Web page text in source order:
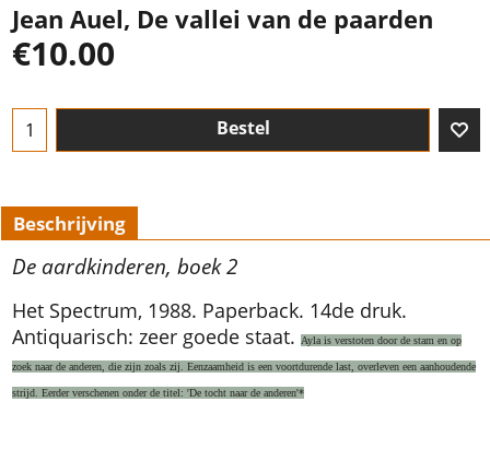
Jean Auel, De vallei van de paarden
€10.00
Bestel
Beschrijving
De aardkinderen, boek 2
Het Spectrum, 1988. Paperback. 14de druk.
Antiquarisch: zeer goede staat.
Ayla is verstoten door de stam en op
zoek naar de anderen, die zijn zoals zij. Eenzaamheid is een voortdurende last, overleven een aanhoudende
strijd. Eerder verschenen onder de titel: 'De tocht naar de anderen'*